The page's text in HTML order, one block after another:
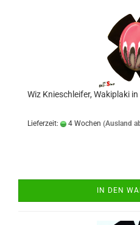
Wiz Knieschleifer, Wakiplaki
Lieferzeit: 4 Wochen (Ausland
IN DEN